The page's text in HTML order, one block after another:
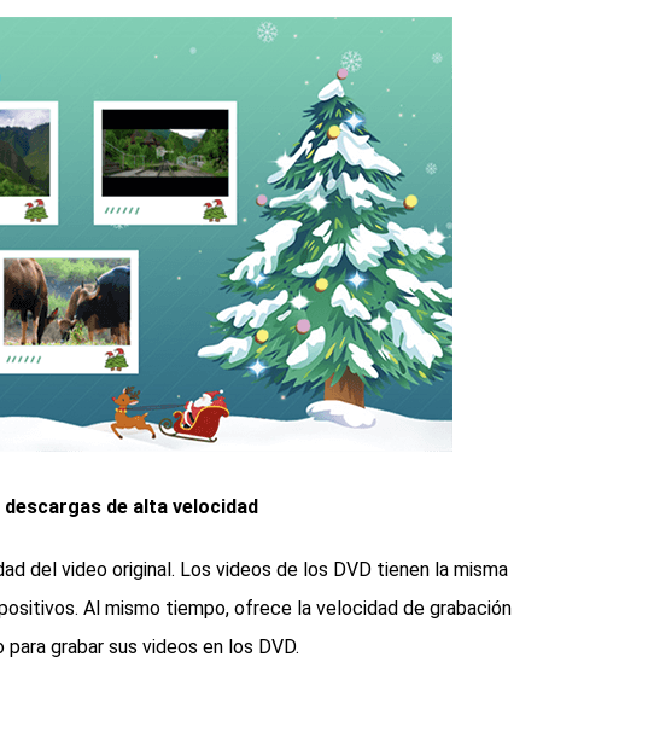
de alta velocidad
del video original. Los videos de los DVD tienen la misma
Al mismo tiempo, ofrece la velocidad de grabación
grabar sus videos en los DVD.